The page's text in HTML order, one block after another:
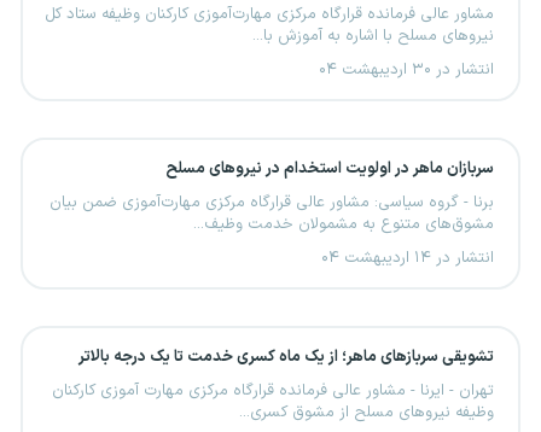
مشاور عالی فرمانده قرارگاه مرکزی مهارت‌آموزی کارکنان وظیفه ستاد کل
نیروهای مسلح با اشاره به آموزش با...
انتشار در ۳۰ اردیبهشت ۰۴
سربازان ماهر در اولویت استخدام در نیروهای مسلح
برنا - گروه سیاسی: مشاور عالی قرارگاه مرکزی مهارت‌آموزی ضمن بیان
مشوق‌های متنوع به مشمولان خدمت وظیف...
انتشار در ۱۴ اردیبهشت ۰۴
تشویقی سربازهای ماهر؛ از یک ماه کسری خدمت تا یک درجه بالاتر
تهران - ایرنا - مشاور عالی فرمانده قرارگاه مرکزی مهارت آموزی کارکنان
وظیفه نیروهای مسلح از مشوق کسری...